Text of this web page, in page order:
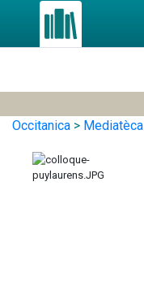
Occitanica > Mediatèca